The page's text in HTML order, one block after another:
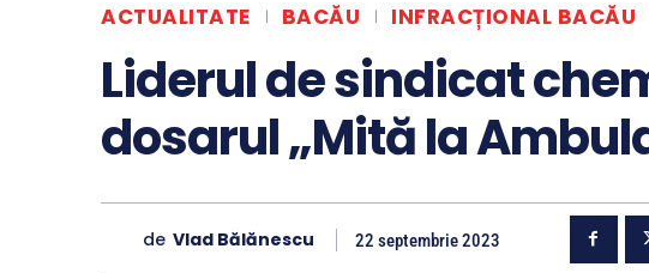
ACTUALITATE BACĂU INFRACȚIONAL BACĂU
Liderul de sindicat
dosarul „Mită la
de Vlad Bălănescu 22 septembrie 2023